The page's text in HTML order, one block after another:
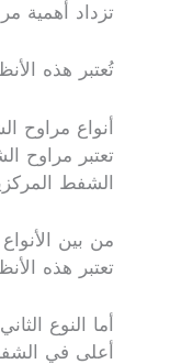
تزداد أهمية
تُعتبر هذه
أنواع مراوح
تعتبر مراوح
الشفط
من بين
تعتبر هذه
أما النوع
أعلى في